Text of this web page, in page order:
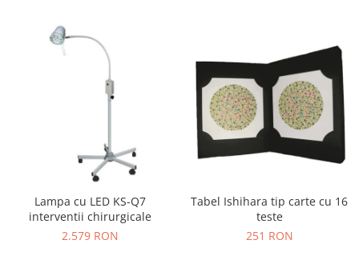
Lampa cu LED KS-Q7
interventii chirurgicale
2.579 RON
Tabel Ishihara tip carte cu 16
teste
251 RON